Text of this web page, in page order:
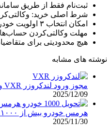
ثبت‌نام فقط از طریق
شرط اصلی خرید: وکالتی‌کردن حساب
امکان انتخاب ۳ اولویت خودرو از لیست عرضه‌شده وجود دارد
مهلت وکالتی‌کردن حساب‌ها نیز تا ساعت ۱۲ ظهر
هیچ محدودیتی برای
نوشته های مشابه
مجوز ورود لندکروزر VXR و پرادو ۲۰۲۵ صادر شد؛ بازگشت شاسی‌بلندهای اصیل ژاپنی
2025/12/09
هرمس خودرو بیش از ۱۰۰۰ دستگاه کیا و هیوندای تحویل داد
2025/11/30